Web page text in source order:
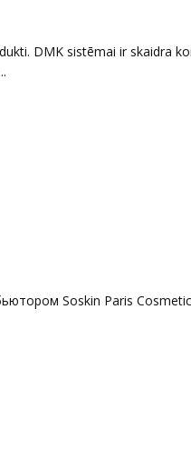
DMK sistēmai ir skaidra
Soskin Paris